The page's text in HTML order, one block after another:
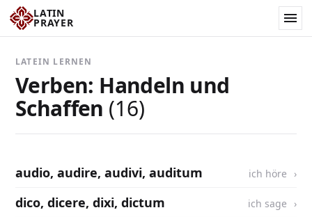
LATIN
PRAYER
LATEIN LERNEN
Verben: Handeln und
Schaffen (16)
audio, audire, audivi, auditum ich höre
dico, dicere, dixi, dictum ich sage